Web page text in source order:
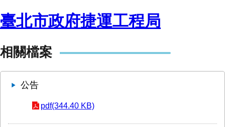
臺北市政府捷運工程局
相關檔案
公告
pdf(344.40 KB)